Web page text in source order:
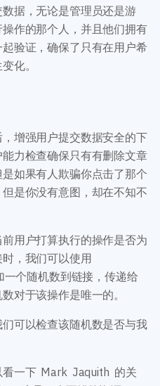
据，无论是管理员还是游
作的那个人，并且他们拥有
验证，确保了只有在用户希
化。
增强用户提交数据安全的下
力检查确保只有有删除文章
如果有人欺骗你点击了那个
是你没有意图，却在不知不
用户打算执行的操作是否为
，我们可以使用
一个随机数到链接，传递给
对于该操作是唯一的。
可以检查该随机数是否与我
看一下 Mark Jaquith 的关